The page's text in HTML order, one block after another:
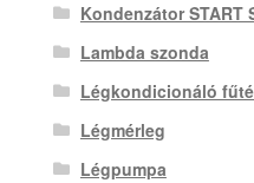
Kondenzátor START
Lambda szonda
Légkondicionáló
Légmérleg
Légpumpa